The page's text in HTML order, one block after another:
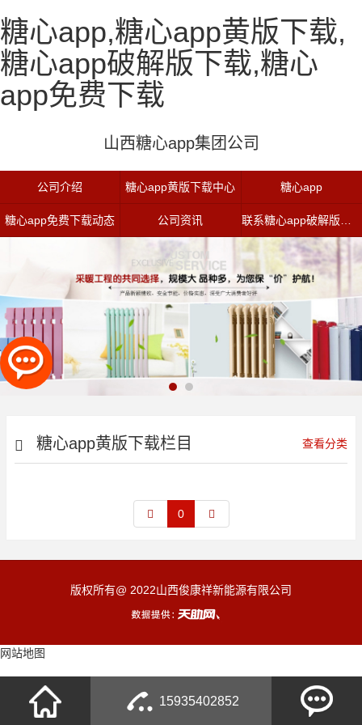
糖心app,糖心app黄版下载,
糖心app破解版下载,糖心
app免费下载
山西糖心app集团公司
公司介绍 糖心app黄版下载中心 糖心app
糖心app免费下载动态 公司资讯
糖心app黄版下载栏目 查看分类
0
15935402852
版权所有@ 2022山西俊康祥新能源有限公司
网站地图